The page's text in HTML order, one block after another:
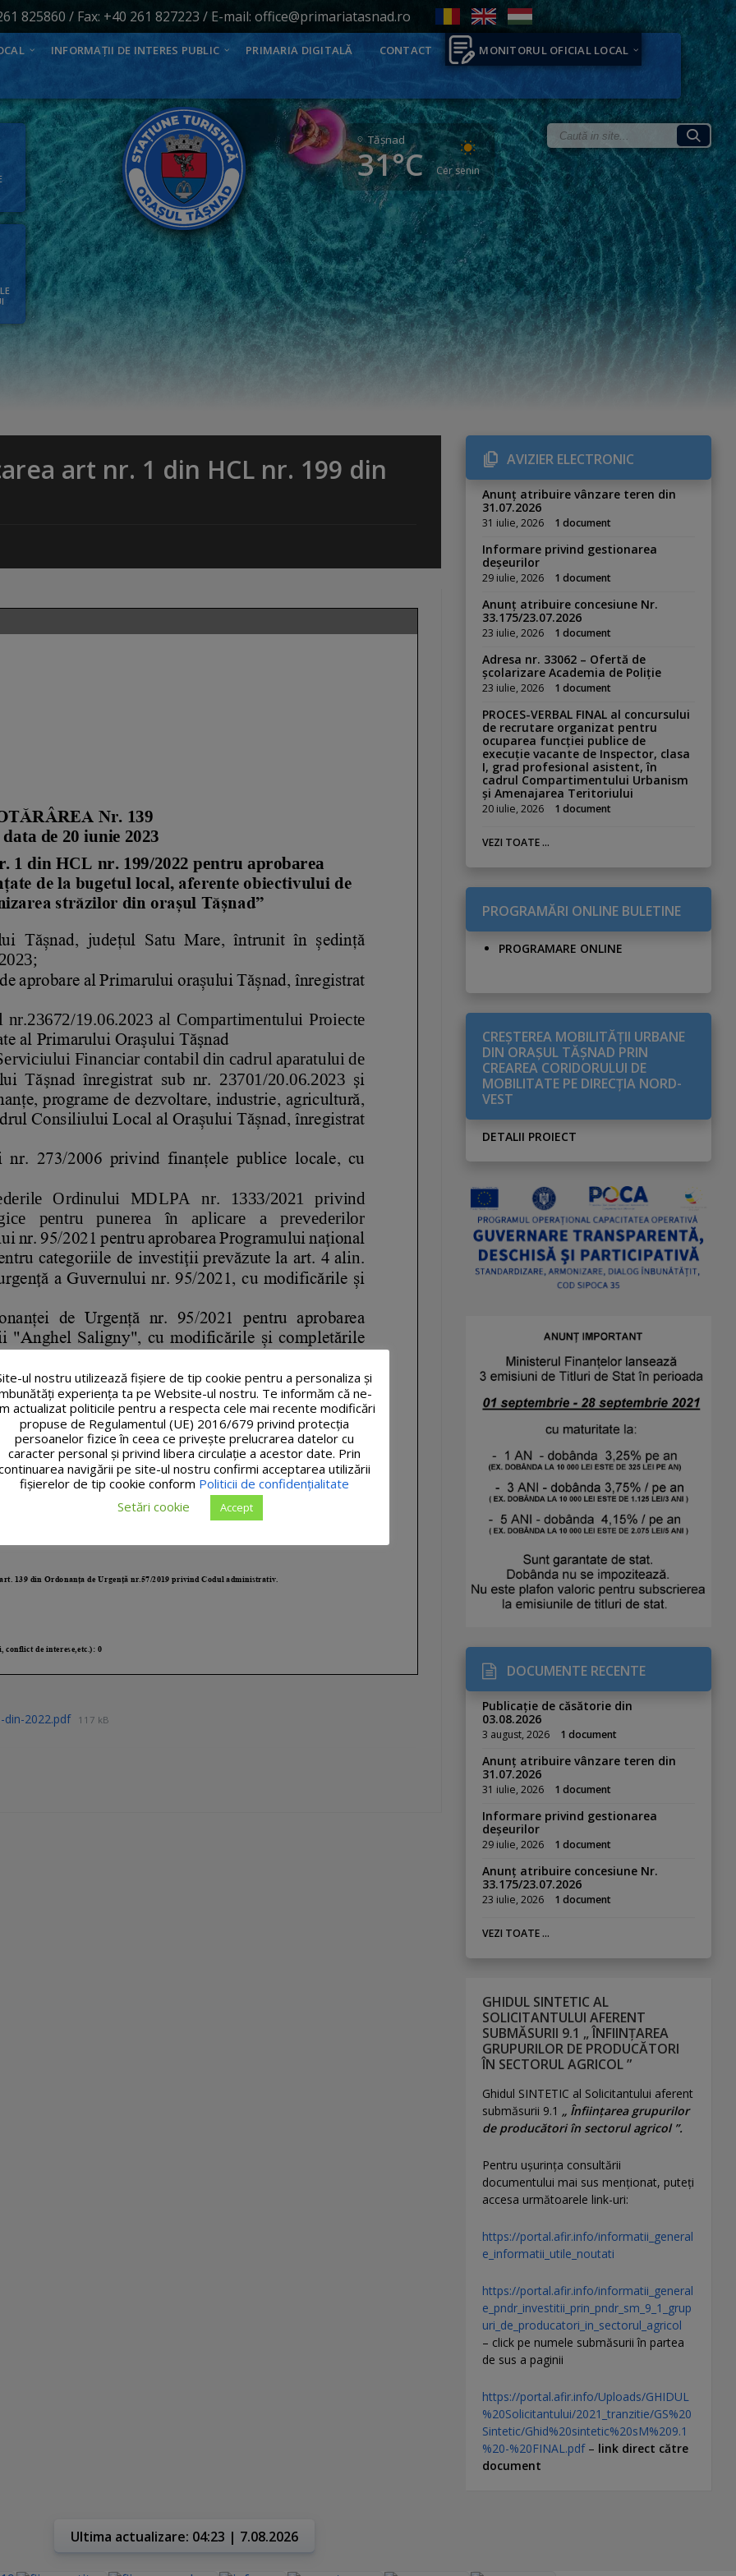
825860 / Fax: +40 261 827223 / E-mail: office@primariatasnad.ro
INFORMAȚII DE INTERES PUBLIC PRIMARIA DIGITALĂ CONTACT MONITORUL OFICIAL LOCAL
Tăşnad
31°C Cer senin
art nr. 1 din HCL nr. 199 din
din-2022.pdf 117 kB
AVIZIER ELECTRONIC
Anunț atribuire vânzare teren din
31.07.2026
31 iulie, 2026 1 document
Informare privind gestionarea
deșeurilor
29 iulie, 2026 1 document
Anunț atribuire concesiune Nr.
33.175/23.07.2026
23 iulie, 2026 1 document
Adresa nr. 33062 – Ofertă de
școlarizare Academia de Poliție
23 iulie, 2026 1 document
PROCES-VERBAL FINAL al concursului
de recrutare organizat pentru
ocuparea funcției publice de
execuție vacante de Inspector, clasa
I, grad profesional asistent, în
cadrul Compartimentului Urbanism
și Amenajarea Teritoriului
20 iulie, 2026 1 document
VEZI TOATE ...
PROGRAMĂRI ONLINE BULETINE
PROGRAMARE ONLINE
CREŞTEREA MOBILITĂŢII URBANE
DIN ORAŞUL TĂŞNAD PRIN
CREAREA CORIDORULUI DE
MOBILITATE PE DIRECŢIA NORD-
VEST
DETALII PROIECT
DOCUMENTE RECENTE
Publicație de căsătorie din
03.08.2026
3 august, 2026 1 document
Anunț atribuire vânzare teren din
31.07.2026
31 iulie, 2026 1 document
Informare privind gestionarea
deșeurilor
29 iulie, 2026 1 document
Anunț atribuire concesiune Nr.
33.175/23.07.2026
23 iulie, 2026 1 document
VEZI TOATE ...
GHIDUL SINTETIC AL
SOLICITANTULUI AFERENT
SUBMĂSURII 9.1 „ ÎNFIINȚAREA
GRUPURILOR DE PRODUCĂTORI
ÎN SECTORUL AGRICOL ”
Ghidul SINTETIC al Solicitantului aferent
submăsurii 9.1 „ Înființarea grupurilor
de producători în sectorul agricol ”.
Pentru uşurinţa consultării
documentului mai sus menţionat, puteţi
accesa următoarele link-uri:
https://portal.afir.info/informatii_general
e_informatii_utile_noutati
https://portal.afir.info/informatii_general
e_pndr_investitii_prin_pndr_sm_9_1_grup
uri_de_producatori_in_sectorul_agricol
– click pe numele submăsurii în partea
de sus a paginii
https://portal.afir.info/Uploads/GHIDUL
%20Solicitantului/2021_tranzitie/GS%20
Sintetic/Ghid%20sintetic%20sM%209.1
%20-%20FINAL.pdf– link direct către
document
Ultima actualizare: 04:23 | 7.08.2026
ul nostru utilizează fişiere de tip cookie pentru a personaliza și
experiența ta pe Website-ul nostru. Te informăm că ne-
actualizat politicile pentru a respecta cele mai recente modificări
propuse de Regulamentul (UE) 2016/679 privind protecția
persoanelor fizice în ceea ce privește prelucrarea datelor cu
caracter personal și privind libera circulație a acestor date. Prin
navigării pe site-ul nostru confirmi acceptarea utilizării
fişierelor de tip cookie conform Politicii de confidențialitate
Setări cookie
Accept